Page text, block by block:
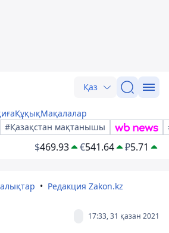
Қаз
ҚұқықМақалалар
#Қазақстан мақтанышы
$469.93 €541.64 ₽5.71
Редакция Zakon.kz
17:33, 31 қазан 2021